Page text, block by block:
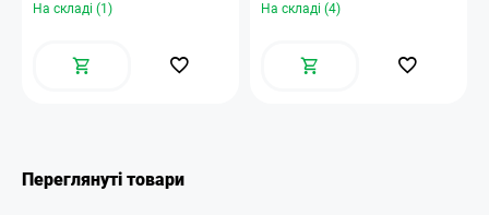
На складі (1) На складі (4)
Переглянуті товари